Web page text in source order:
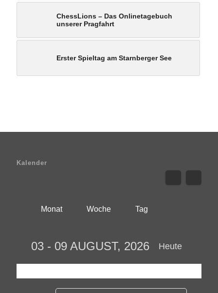
ChessLions – Das Onlinetagebuch
unserer Pragfahrt
Erster Spieltag am Starnberger See
Kalender
Monat Woche Tag
Heute
03 - 09 AUGUST, 2026